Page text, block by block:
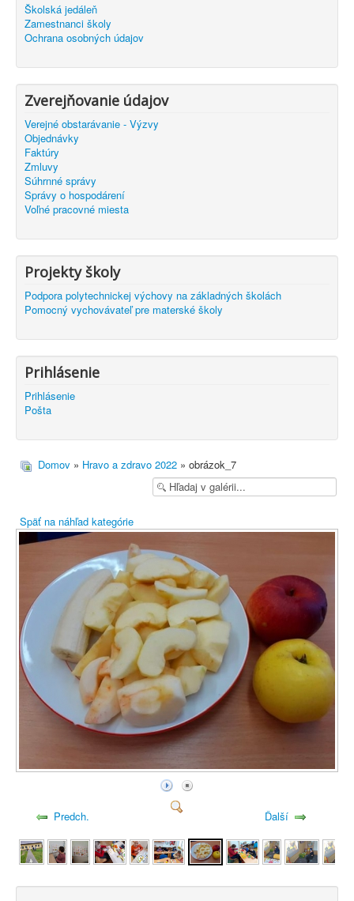
Školská jedáleň
Zamestnanci školy
Ochrana osobných údajov
Zverejňovanie údajov
Verejné obstarávanie - Výzvy
Objednávky
Faktúry
Zmluvy
Súhrnné správy
Správy o hospodárení
Voľné pracovné miesta
Projekty školy
Podpora polytechnickej výchovy na základných školách
Pomocný vychovávateľ pre materské školy
Prihlásenie
Prihlásenie
Pošta
Domov » Hravo a zdravo 2022 » obrázok_7
Späť na náhľad kategórie
Predch. Ďalší